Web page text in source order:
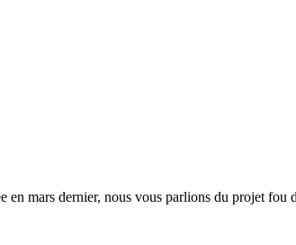
en mars dernier, nous vous parlions du projet